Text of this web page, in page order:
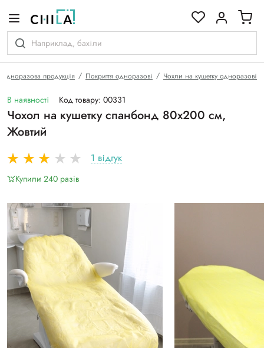
Одноразова продукція Покриття одноразові Чохли на кушетку одноразові
В наявності Код товару: 00331
Чохол на кушетку спанбонд 80х200 см,
Жовтий
1 відгук
Купили 240 разiв
гамі